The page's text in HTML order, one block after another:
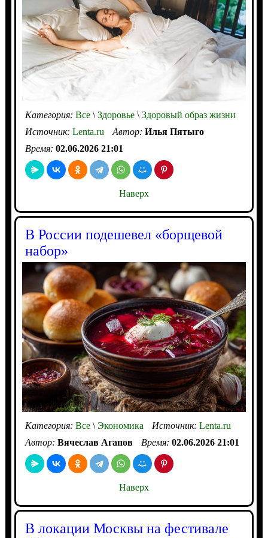
Категория: Все\Здоровье\Здоровый образ жизни
Источник: Lenta.ru Автор: Илья Пятыго
Время: 02.06.2026 21:01
Наверх
В России подешевел «борщевой
набор»
Категория: Все\Экономика Источник: Lenta.ru
Автор: Вячеслав Агапов Время: 02.06.2026 21:01
Наверх
В локации Москвы на фестивале